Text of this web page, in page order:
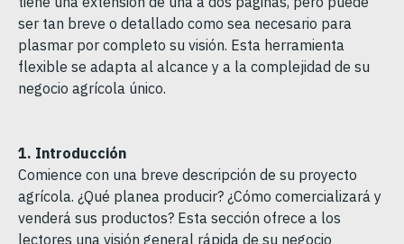
ser tan breve o detallado como sea necesario para
plasmar por completo su visión. Esta herramienta
flexible se adapta al alcance y a la complejidad de su
negocio agrícola único.
1. Introducción
Comience con una breve descripción de su proyecto
agrícola. ¿Qué planea producir? ¿Cómo comercializará y
venderá sus productos? Esta sección ofrece a los
lectores una visión general rápida de su negocio